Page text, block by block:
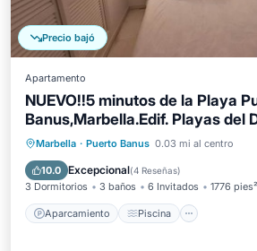
Precio bajó
Apartamento
NUEVO!!5 minutos de la Playa
Banus,Marbella.Edif. Playas del
Marbella · Puerto Banus 0.03 mi al centro
10.0 Excepcional(4 Reseñas)
3 Dormitorios 3 baños 6 Invitados 1776 pies²
Aparcamiento Piscina
Aparcamiento
Piscina
Balcón/Terraza